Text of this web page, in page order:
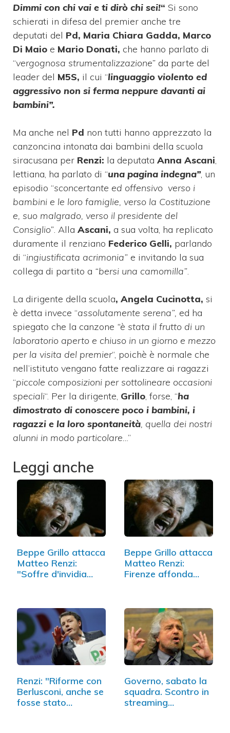
Dimmi con chi vai e ti dirò chi sei!“ Si sono
schierati in difesa del premier anche tre
deputati del Pd, Maria Chiara Gadda, Marco
Di Maio e Mario Donati, che hanno parlato di
“vergognosa strumentalizzazione” da parte del
leader del M5S, il cui “linguaggio violento ed
aggressivo non si ferma neppure davanti ai
bambini”.
Ma anche nel Pd non tutti hanno apprezzato la
canzoncina intonata dai bambini della scuola
siracusana per Renzi: la deputata Anna Ascani
lettiana, ha parlato di “una pagina indegna”, un
episodio “sconcertante ed offensivo verso i
bambini e le loro famiglie, verso la Costituzione
e, suo malgrado, verso il presidente del
Consiglio” . Alla Ascani, a sua volta, ha replicato
duramente il renziano Federico Gelli, parlando
di “ingiustificata acrimonia” e invitando la sua
collega di partito a “bersi una camomilla”
La dirigente della scuola, Angela Cucinotta, si
è detta invece “assolutamente serena”, ed ha
spiegato che la canzone “è stata il frutto di un
laboratorio aperto e chiuso in un giorno e mezzo
per la visita del premier“, poichè è normale che
nell’istituto vengano fatte realizzare ai ragazzi
“piccole composizioni per sottolineare occasioni
speciali“. Per la dirigente, Grillo , forse, “ha
dimostrato di conoscere poco i bambini, i
ragazzi e la loro spontaneità , quella dei nostri
alunni in modo particolare.. .”
Leggi anche
Beppe Grillo attacca
Matteo Renzi:
"Soffre d'invidia
Beppe Grillo attacca
Matteo Renzi:
Firenze affonda…
Renzi: "Riforme con
Berlusconi, anche se
fosse stato…
Governo, sabato la
squadra. Scontro in
streaming…